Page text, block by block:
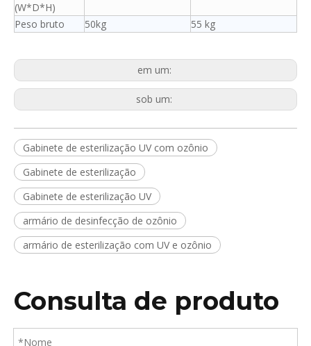
(W*D*H)
Peso bruto 50kg 55 kg
em um:
sob um:
Gabinete de esterilização UV com ozônio
Gabinete de esterilização
Gabinete de esterilização UV
armário de desinfecção de ozônio
armário de esterilização com UV e ozônio
Consulta de produto